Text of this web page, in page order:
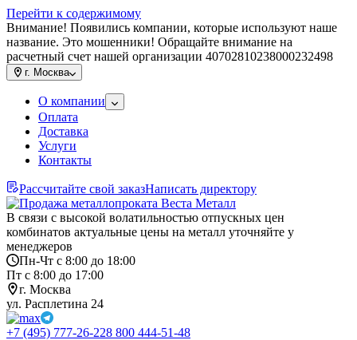
Перейти к содержимому
Внимание! Появились компании, которые используют наше
название. Это мошенники! Обращайте внимание на
расчетный счет нашей организации 40702810238000232498
г. Москва
О компании
Оплата
Доставка
Услуги
Контакты
Рассчитайте свой заказНаписать директору
В связи с высокой волатильностью отпускных цен
комбинатов актуальные цены на металл уточняйте у
менеджеров
Пн-Чт с 8:00 до 18:00
Пт с 8:00 до 17:00
г. Москва
ул. Расплетина 24
+7 (495) 777-26-228 800 444-51-48